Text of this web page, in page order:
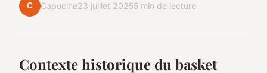
C Capucine23 juillet 20255 min de lecture
Contexte historique du basket